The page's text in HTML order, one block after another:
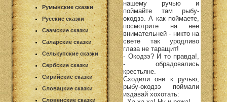
Румынские сказки
Русские сказки
Саамские сказки
Саларские сказки
Селькупские сказки
Сербские сказки
Сирийские сказки
Словацкие сказки
Словенские сказки
нашему ручью и
поймайте там рыбу-
окодзэ. А как поймаете,
посмотрите на нее
внимательней - никто на
свете так уродливо
глаза не таращит!
- Окодзэ? И то правда!,
- обрадовались
крестьяне.
Сходили они к ручью,
рыбу-окодзэ поймали
издавай хохотать: